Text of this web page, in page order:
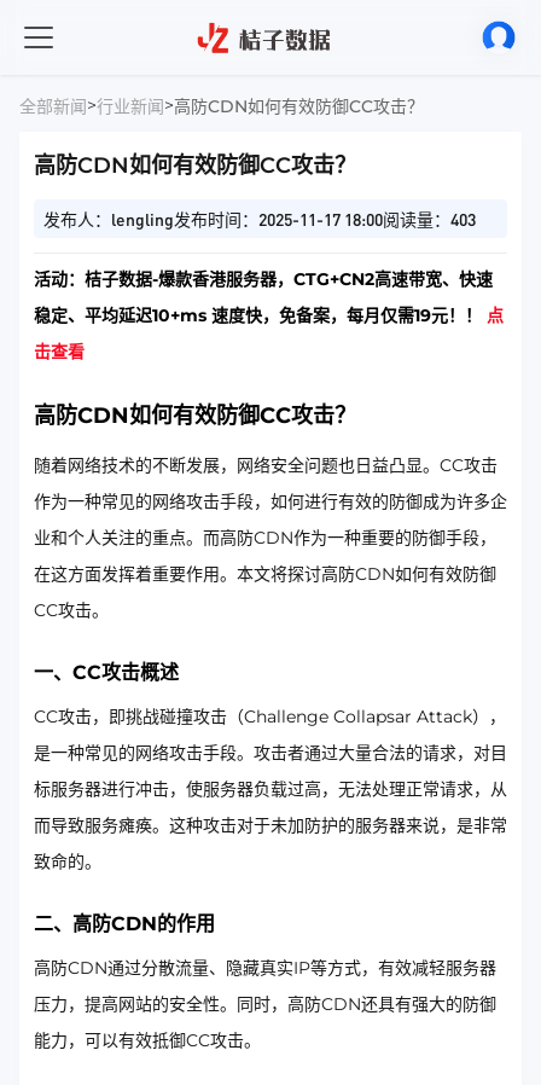
全部新闻>行业新闻>高防CDN如何有效防御CC攻击？
高防CDN如何有效防御CC攻击？
发布人：lengling发布时间：2025-11-17 18:00阅读量：403
活动：桔子数据-爆款香港服务器，CTG+CN2高速带宽、快速
稳定、平均延迟10+ms 速度快，免备案，每月仅需19元！！ 点
击查看
高防CDN如何有效防御CC攻击？
随着网络技术的不断发展，网络安全问题也日益凸显。CC攻击
作为一种常见的网络攻击手段，如何进行有效的防御成为许多企
业和个人关注的重点。而高防CDN作为一种重要的防御手段，
在这方面发挥着重要作用。本文将探讨高防CDN如何有效防御
CC攻击。
一、CC攻击概述
CC攻击，即挑战碰撞攻击（Challenge Collapsar Attack），
是一种常见的网络攻击手段。攻击者通过大量合法的请求，对目
标服务器进行冲击，使服务器负载过高，无法处理正常请求，从
而导致服务瘫痪。这种攻击对于未加防护的服务器来说，是非常
致命的。
二、高防CDN的作用
高防CDN通过分散流量、隐藏真实IP等方式，有效减轻服务器
压力，提高网站的安全性。同时，高防CDN还具有强大的防御
能力，可以有效抵御CC攻击。